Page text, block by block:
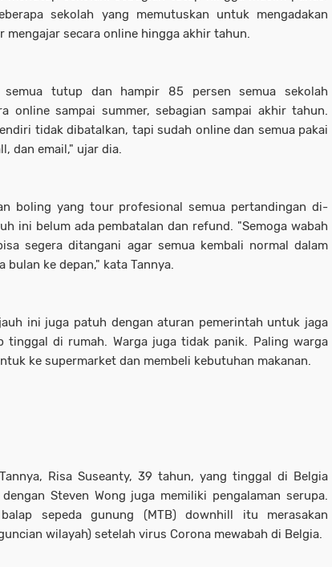
sekolah yang memutuskan untuk mengadakan
mengajar secara online hingga akhir tahun.
semua tutup dan hampir 85 persen semua sekolah
online sampai summer, sebagian sampai akhir tahun.
tidak dibatalkan, tapi sudah online dan semua pakai
dan email," ujar dia.
boling yang tour profesional semua pertandingan di-
ini belum ada pembatalan dan refund. "Semoga wabah
segera ditangani agar semua kembali normal dalam
bulan ke depan," kata Tannya.
ini juga patuh dengan aturan pemerintah untuk jaga
tinggal di rumah. Warga juga tidak panik. Paling warga
ke supermarket dan membeli kebutuhan makanan.
Risa Suseanty, 39 tahun, yang tinggal di Belgia
Steven Wong juga memiliki pengalaman serupa.
sepeda gunung (MTB) downhill itu merasakan
wilayah) setelah virus Corona mewabah di Belgia.